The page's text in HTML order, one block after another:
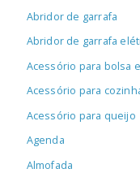
Abridor de garrafa
Abridor de garrafa
Acessório para bolsa
Acessório para
Acessório para queijo
Agenda
Almofada